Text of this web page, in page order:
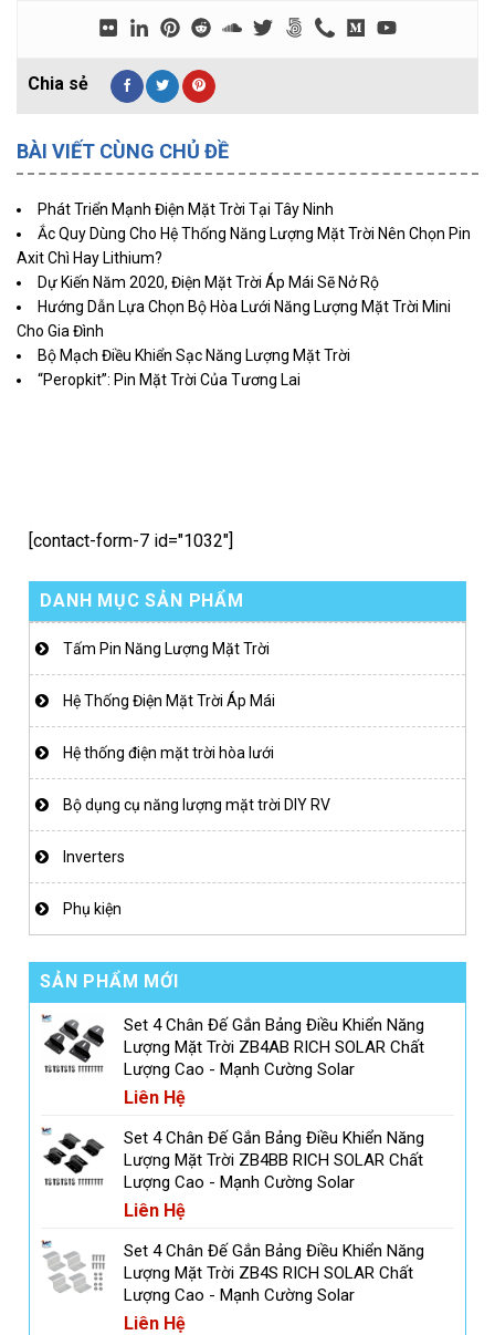
BÀI VIẾT CÙNG CHỦ ĐỀ
Phát Triển Mạnh Điện Mặt Trời Tại Tây Ninh
Ắc Quy Dùng Cho Hệ Thống Năng Lượng Mặt Trời Nên Chọn Pin
Axit Chì Hay Lithium?
Dự Kiến Năm 2020, Điện Mặt Trời Áp Mái Sẽ Nở Rộ
Hướng Dẫn Lựa Chọn Bộ Hòa Lưới Năng Lượng Mặt Trời Mini
Cho Gia Đình
Bộ Mạch Điều Khiển Sạc Năng Lượng Mặt Trời
“Peropkit”: Pin Mặt Trời Của Tương Lai
[contact-form-7 id="1032"]
DANH MỤC SẢN PHẨM
Tấm Pin Năng Lượng Mặt Trời
Hệ Thống Điện Mặt Trời Áp Mái
Hệ thống điện mặt trời hòa lưới
Bộ dụng cụ năng lượng mặt trời DIY RV
Inverters
Phụ kiện
SẢN PHẨM MỚI
Set 4 Chân Đế Gắn Bảng Điều Khiển Năng
Lượng Mặt Trời ZB4AB RICH SOLAR Chất
Lượng Cao - Mạnh Cường Solar
Liên Hệ
Set 4 Chân Đế Gắn Bảng Điều Khiển Năng
Lượng Mặt Trời ZB4BB RICH SOLAR Chất
Lượng Cao - Mạnh Cường Solar
Liên Hệ
Set 4 Chân Đế Gắn Bảng Điều Khiển Năng
Lượng Mặt Trời ZB4S RICH SOLAR Chất
Lượng Cao - Mạnh Cường Solar
Liên Hệ